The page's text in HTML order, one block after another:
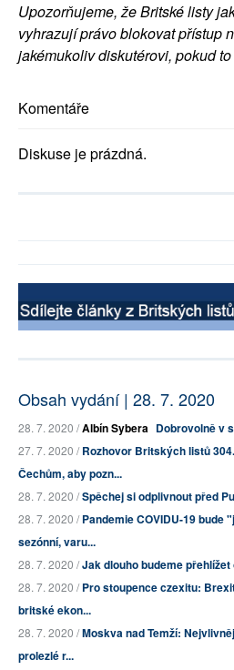
Upozorňujeme, že Britské listy
vyhrazují právo blokovat přístup
jakémukoliv diskutérovi, pokud
Komentáře
Diskuse je prázdná.
Obsah vydání | 28. 7. 2020
28. 7. 2020 /Albín Sybera Dobrovolně v
27. 7. 2020 /Rozhovor Britských listů
Čechům, aby pozn...
28. 7. 2020 /Spěchej si odplivnout před
28. 7. 2020 /Pandemie COVIDU-19 bude
sezónní, varu...
28. 7. 2020 /Jak dlouho budeme
28. 7. 2020 /Pro stoupence czexitu:
britské ekon...
28. 7. 2020 /Moskva nad Temží:
prolezlé r...